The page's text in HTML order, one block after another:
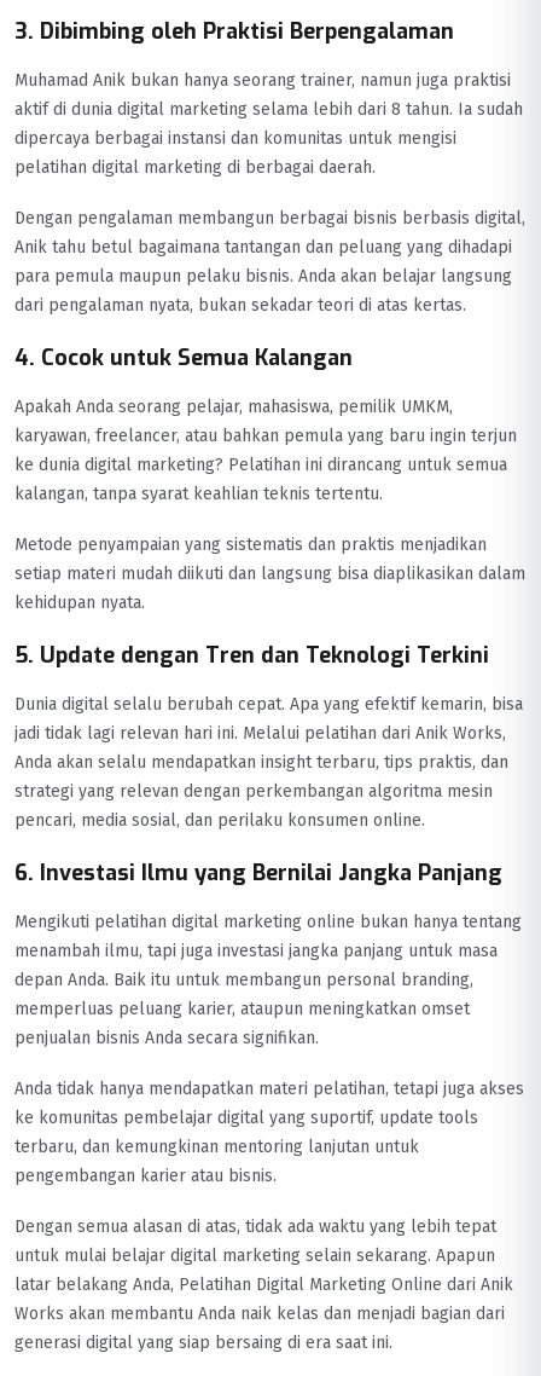
3. Dibimbing oleh Praktisi Berpengalaman
Muhamad Anik bukan hanya seorang trainer, namun juga praktisi
aktif di dunia digital marketing selama lebih dari 8 tahun. Ia sudah
dipercaya berbagai instansi dan komunitas untuk mengisi
pelatihan digital marketing di berbagai daerah.
Dengan pengalaman membangun berbagai bisnis berbasis digital,
Anik tahu betul bagaimana tantangan dan peluang yang dihadapi
para pemula maupun pelaku bisnis. Anda akan belajar langsung
dari pengalaman nyata, bukan sekadar teori di atas kertas.
4. Cocok untuk Semua Kalangan
Apakah Anda seorang pelajar, mahasiswa, pemilik UMKM,
karyawan, freelancer, atau bahkan pemula yang baru ingin terjun
ke dunia digital marketing? Pelatihan ini dirancang untuk semua
kalangan, tanpa syarat keahlian teknis tertentu.
Metode penyampaian yang sistematis dan praktis menjadikan
setiap materi mudah diikuti dan langsung bisa diaplikasikan dalam
kehidupan nyata.
5. Update dengan Tren dan Teknologi Terkini
Dunia digital selalu berubah cepat. Apa yang efektif kemarin, bisa
jadi tidak lagi relevan hari ini. Melalui pelatihan dari Anik Works,
Anda akan selalu mendapatkan insight terbaru, tips praktis, dan
strategi yang relevan dengan perkembangan algoritma mesin
pencari, media sosial, dan perilaku konsumen online.
6. Investasi Ilmu yang Bernilai Jangka Panjang
Mengikuti pelatihan digital marketing online bukan hanya tentang
menambah ilmu, tapi juga investasi jangka panjang untuk masa
depan Anda. Baik itu untuk membangun personal branding,
memperluas peluang karier, ataupun meningkatkan omset
penjualan bisnis Anda secara signifikan.
Anda tidak hanya mendapatkan materi pelatihan, tetapi juga akses
ke komunitas pembelajar digital yang suportif, update tools
terbaru, dan kemungkinan mentoring lanjutan untuk
pengembangan karier atau bisnis.
Dengan semua alasan di atas, tidak ada waktu yang lebih tepat
untuk mulai belajar digital marketing selain sekarang. Apapun
latar belakang Anda, Pelatihan Digital Marketing Online dari Anik
Works akan membantu Anda naik kelas dan menjadi bagian dari
generasi digital yang siap bersaing di era saat ini.